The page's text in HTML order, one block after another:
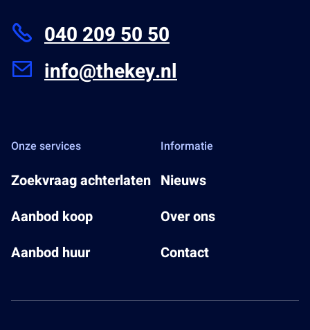
040 209 50 50
info@thekey.nl
Onze services
Zoekvraag achterlaten
Aanbod koop
Aanbod huur
Informatie
Nieuws
Over ons
Contact